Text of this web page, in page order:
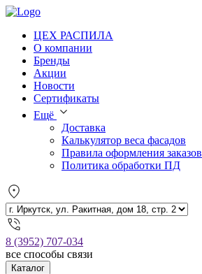
ЦЕХ РАСПИЛА
О компании
Бренды
Акции
Новости
Сертификаты
Ещё
Доставка
Калькулятор веса фасадов
Правила оформления заказов
Политика обработки ПД
8 (3952) 707-034
все способы связи
Каталог